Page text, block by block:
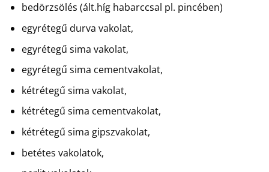
bedörzsölés (ált.híg habarccsal pl. pincében)
egyrétegű durva vakolat,
egyrétegű sima vakolat,
egyrétegű sima cementvakolat,
kétrétegű sima vakolat,
kétrétegű sima cementvakolat,
kétrétegű sima gipszvakolat,
betétes vakolatok,